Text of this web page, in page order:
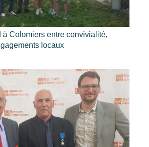
à Colomiers entre convivialité,
locaux